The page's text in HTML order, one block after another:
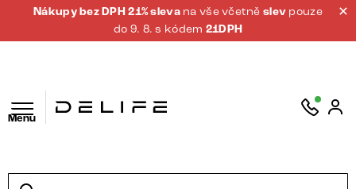
Nákupy bez DPH 21% sleva na vše včetněslev pouze
do 9. 8. s kódem 21DPH
Menu